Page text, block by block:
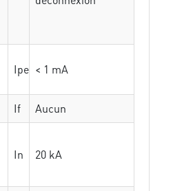
Ipe < 1 mA
If
Aucun
In 20 kA